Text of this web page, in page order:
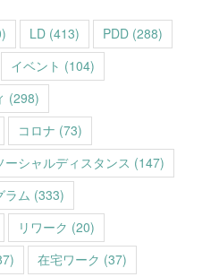
LD (413) PDD (288)
イベント (104)
(298)
コロナ (73)
ーシャルディスタンス (147)
ラム (333)
リワーク (20)
在宅ワーク (37)